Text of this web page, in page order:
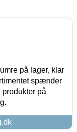
på lager, klar
spænder
produkter på